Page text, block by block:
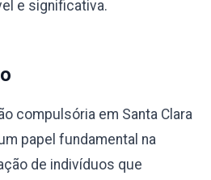
e significativa.
compulsória em Santa Clara
papel fundamental na
de indivíduos que